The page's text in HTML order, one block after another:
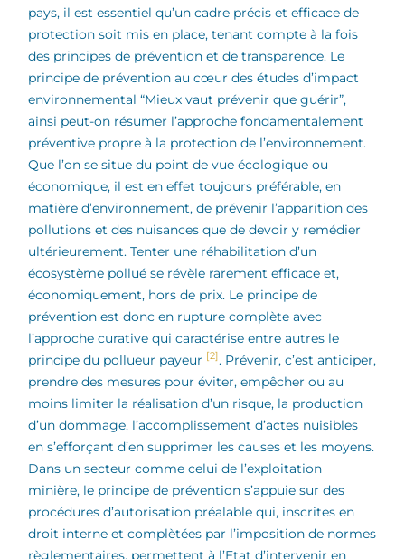
pays, il est essentiel qu’un cadre précis et efficace de
protection soit mis en place, tenant compte à la fois
des principes de prévention et de transparence. Le
principe de prévention au cœur des études d’impact
environnemental “Mieux vaut prévenir que guérir”,
ainsi peut-on résumer l’approche fondamentalement
préventive propre à la protection de l’environnement.
Que l’on se situe du point de vue écologique ou
économique, il est en effet toujours préférable, en
matière d’environnement, de prévenir l’apparition des
pollutions et des nuisances que de devoir y remédier
ultérieurement. Tenter une réhabilitation d’un
écosystème pollué se révèle rarement efficace et,
économiquement, hors de prix. Le principe de
prévention est donc en rupture complète avec
l’approche curative qui caractérise entre autres le
principe du pollueur payeur [2]. Prévenir, c’est anticiper,
prendre des mesures pour éviter, empêcher ou au
moins limiter la réalisation d’un risque, la production
d’un dommage, l’accomplissement d’actes nuisibles
en s’efforçant d’en supprimer les causes et les moyens.
Dans un secteur comme celui de l’exploitation
minière, le principe de prévention s’appuie sur des
procédures d’autorisation préalable qui, inscrites en
droit interne et complètées par l’imposition de normes
règlementaires, permettent à l’Etat d’intervenir en